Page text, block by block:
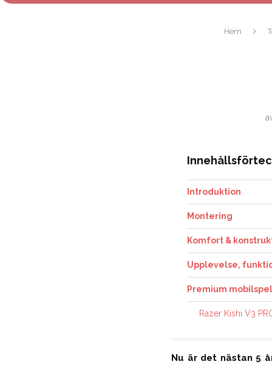
Hem
Introduktion
Montering
Komfort &
Upplevelse,
Premium
Razer Kishi V3
Nu är det nästan 5